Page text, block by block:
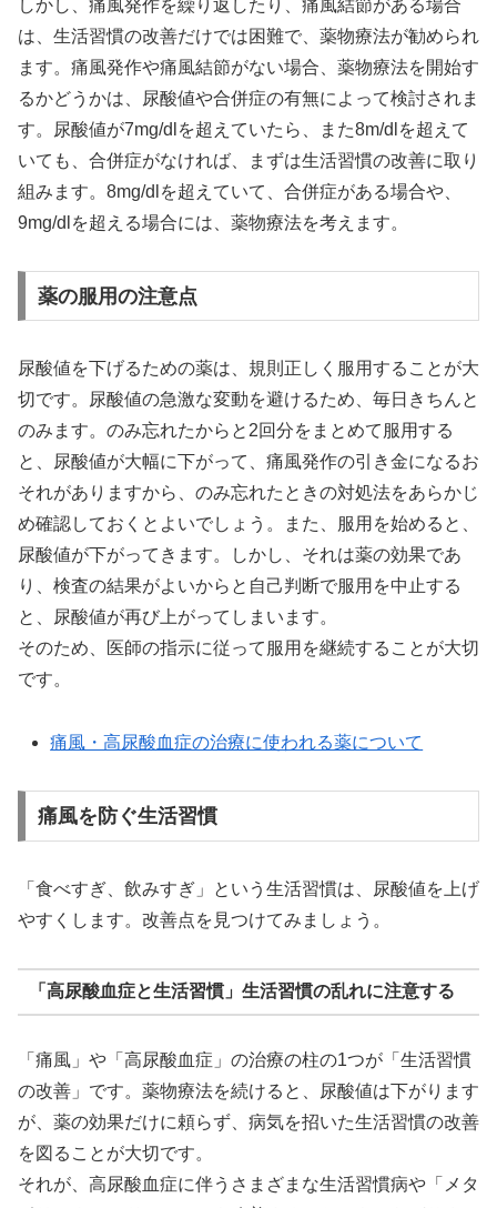
しかし、痛風発作を繰り返したり、痛風結節がある場合
は、生活習慣の改善だけでは困難で、薬物療法が勧められ
ます。痛風発作や痛風結節がない場合、薬物療法を開始す
るかどうかは、尿酸値や合併症の有無によって検討されま
す。尿酸値が7mg/dlを超えていたら、また8m/dlを超えて
いても、合併症がなければ、まずは生活習慣の改善に取り
組みます。8mg/dlを超えていて、合併症がある場合や、
9mg/dlを超える場合には、薬物療法を考えます。
薬の服用の注意点
尿酸値を下げるための薬は、規則正しく服用することが大
切です。尿酸値の急激な変動を避けるため、毎日きちんと
のみます。のみ忘れたからと2回分をまとめて服用する
と、尿酸値が大幅に下がって、痛風発作の引き金になるお
それがありますから、のみ忘れたときの対処法をあらかじ
め確認しておくとよいでしょう。また、服用を始めると、
尿酸値が下がってきます。しかし、それは薬の効果であ
り、検査の結果がよいからと自己判断で服用を中止する
と、尿酸値が再び上がってしまいます。
そのため、医師の指示に従って服用を継続することが大切
です。
痛風・高尿酸血症の治療に使われる薬について
痛風を防ぐ生活習慣
「食べすぎ、飲みすぎ」という生活習慣は、尿酸値を上げ
やすくします。改善点を見つけてみましょう。
「高尿酸血症と生活習慣」生活習慣の乱れに注意する
「痛風」や「高尿酸血症」の治療の柱の1つが「生活習慣
の改善」です。薬物療法を続けると、尿酸値は下がります
が、薬の効果だけに頼らず、病気を招いた生活習慣の改善
を図ることが大切です。
それが、高尿酸血症に伴うさまざまな生活習慣病や「メタ